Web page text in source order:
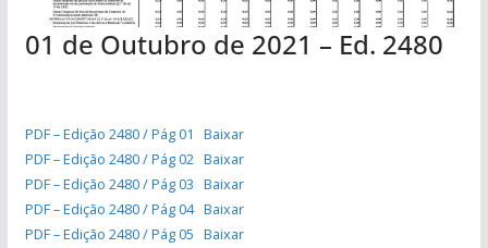
01 de Outubro de 2021 – Ed. 2480
PDF – Edição 2480 / Pág 01
Baixar
PDF – Edição 2480 / Pág 02 Baixar
PDF – Edição 2480 / Pág 03 Baixar
PDF – Edição 2480 / Pág 04 Baixar
PDF – Edição 2480 / Pág 05 Baixar